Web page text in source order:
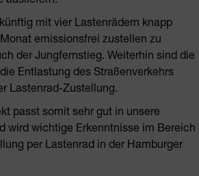
mit vier Lastenrädern knapp
emissionsfrei zustellen zu
der Jungfernstieg. Weiterhin sind die
Entlastung des Straßenverkehrs
Lastenrad-Zustellung.
passt somit sehr gut in unsere
wird wichtige Erkenntnisse im Bereich
per Lastenrad in der Hamburger